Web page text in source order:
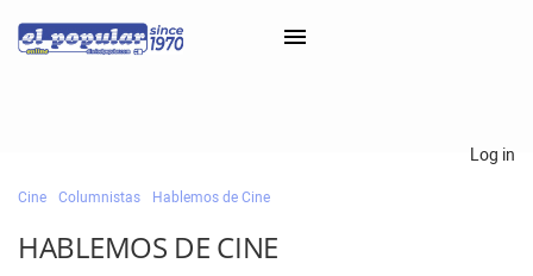
Classifieds
Categorías
Log in
Cine Columnistas Hablemos de Cine
HABLEMOS DE CINE